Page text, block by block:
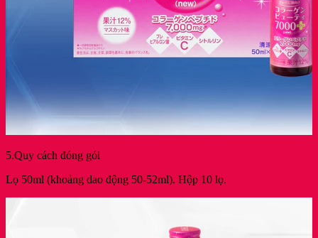
5.Quy cách đóng gói
Lọ 50ml (khoảng dao động 50-52ml). Hộp 10 lọ.